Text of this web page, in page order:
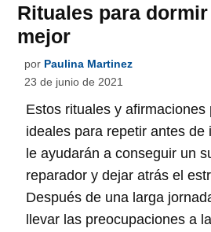
Rituales para
mejor
por Paulina Martinez
23 de junio de 2021
Estos rituales y afirmaciones
ideales para repetir antes de
le ayudarán a conseguir un
reparador y dejar atrás el
Después de una larga
llevar las preocupaciones a